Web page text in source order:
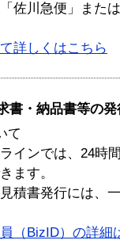
佐川急便」また
詳しくはこちら
書・納品書等の
て
インでは、24時
ます。
積書発行には、
（BizID）の詳細